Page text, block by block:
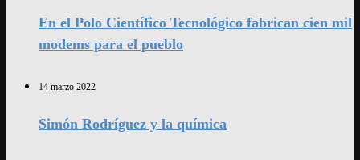
En el Polo Científico Tecnológico fabrican cien mil
modems para el pueblo
14 marzo 2022
Simón Rodríguez y la química